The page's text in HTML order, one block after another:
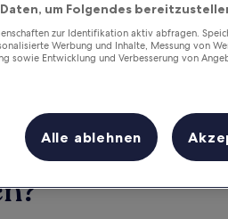
für jede
Übernachtung
Dieses Wochenende
7. Aug. - 9. Aug.
um Folgendes
zur Identifikation aktiv abfragen.
Werbung und Inhalte, Messung von
sowie Entwicklung und Verbesserung von
Alle ablehnen